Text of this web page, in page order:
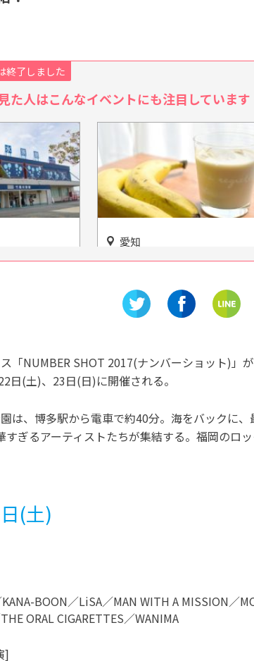
終了しました
た人はこんなイベントにも注目しています
！竹島水族
愛知
ばなななななななな ネクス
NISHIKIで楽しめちゃう!!
「NUMBER SHOT 2017(ナンバーショット)」
日(土)、23日(日)に開催される。
は、博多駅から電車で約40分。海をバックに
すぎるアーティストたちが集結する。福岡のロ
(土)
BOON／LiSA／MAN WITH A MISSION／
ORAL CIGARETTES／WANIMA
]
「クルーズ名古屋」
船の旅を楽しもう♪